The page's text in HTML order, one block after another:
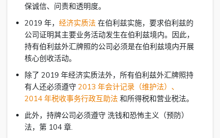
保诚信、问责和透明度。
2019 年， 经济实质法 在伯利兹实施，要求伯利兹的
公司证明其主要业务活动发生在伯利兹境内。因此，
持有伯利兹外汇牌照的公司必须是在伯利兹境内开展
核心创收活动。
除了 2019 年经济实质法外，所有伯利兹外汇牌照持
有人还必须遵守 2013 年会计记录（维护法） 、
2014 年税收事务行政互助法 和所得税和营业税法。
此外，持牌公司必须遵守 洗钱和恐怖主义（预防）
法，第 104 章.